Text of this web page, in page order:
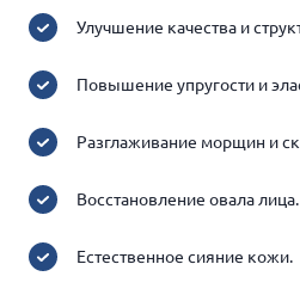
Улучшение качества и
Повышение упругости и
Разглаживание морщин и
Восстановление овала лица.
Естественное сияние кожи.